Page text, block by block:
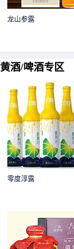
龙山参露
黄酒/啤酒专区
零度淳露